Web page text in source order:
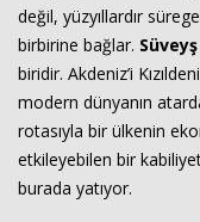
değil, yüzyıllardır
birbirine bağlar.
biridir. Akdeniz’i
modern dünyanın
rotasıyla bir ülkenin
etkileyebilen bir
burada yatıyor.